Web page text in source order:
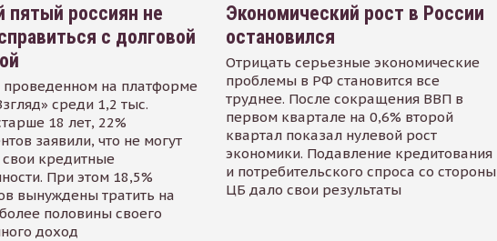
россиян не
с долговой
проведенном на платформе
среди 1,2 тыс.
18 лет, 22%
заявили, что не могут
свои кредитные
При этом 18,5%
вынуждены тратить на
половины своего
доход
Экономический рост в России
остановился
Отрицать серьезные экономические
проблемы в РФ становится все
труднее. После сокращения ВВП в
первом квартале на 0,6% второй
квартал показал нулевой рост
экономики. Подавление кредитования
и потребительского спроса со стороны
ЦБ дало свои результаты